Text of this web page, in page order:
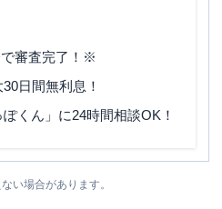
審査完了！※
日間無利息！
くん」に24時間相談OK！
い場合があります。